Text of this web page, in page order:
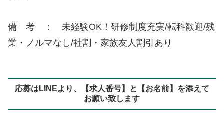
備 考 ： 未経験OK！研修制度充実/転科歓迎/残
業・ノルマなし/社割・家族友人割引あり
応募はLINEより、【求人番号】と【お名前】を添えて
お願い致します